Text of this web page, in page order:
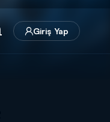
Giriş Yap